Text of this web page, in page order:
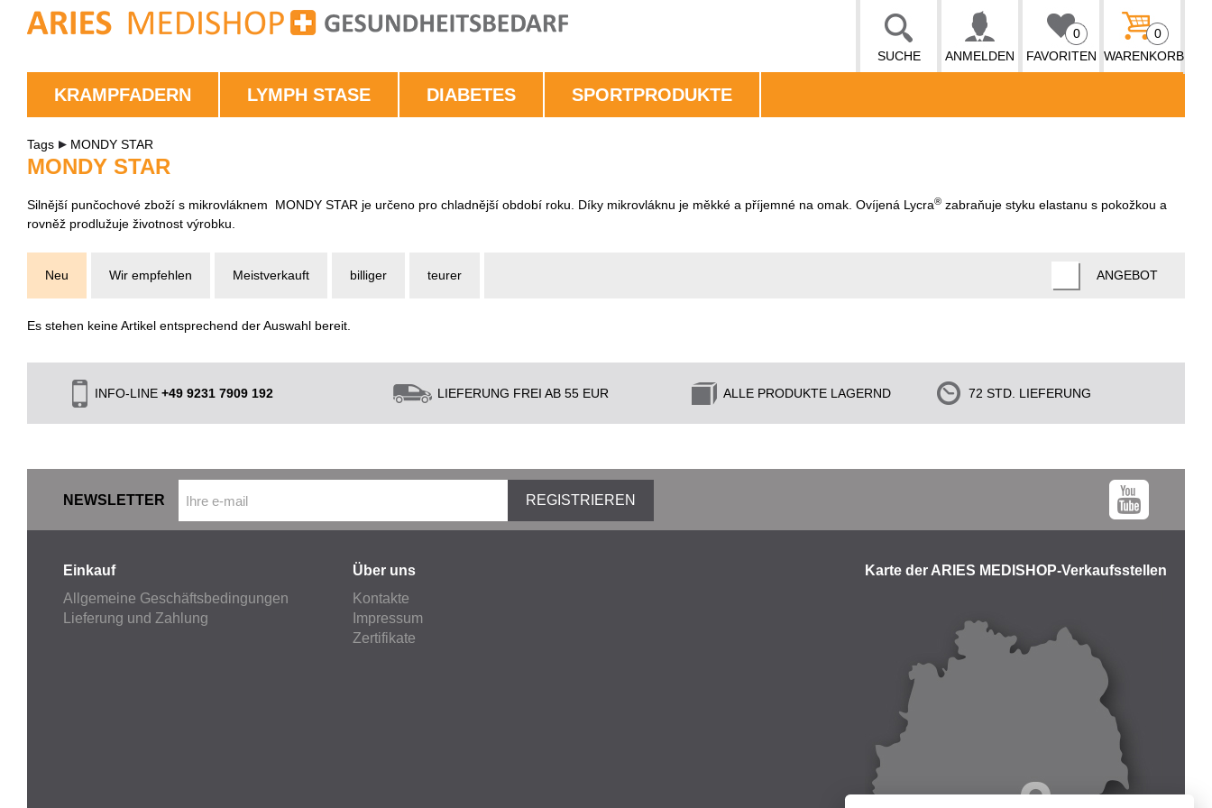
SUCHE ANMELDEN FAVORITEN
0
WARENKORB
0
KRAMPFADERN LYMPH STASE DIABETES SPORTPRODUKTE
Tags MONDY STAR
MONDY STAR
Silnější punčochové zboží s mikrovláknem MONDY STAR je určeno pro chladnější období roku. Díky mikrovláknu je měkké a příjemné na omak. Ovíjená Lycra® zabraňuje styku elastanu s pokožkou a
rovněž prodlužuje životnost výrobku.
Neu Wir empfehlen Meistverkauft billiger teurer ANGEBOT
Es stehen keine Artikel entsprechend der Auswahl bereit.
INFO-LINE +49 9231 7909 192 LIEFERUNG FREI AB 55 EUR ALLE PRODUKTE LAGERND 72 STD. LIEFERUNG
NEWSLETTER REGISTRIEREN
Einkauf
Allgemeine Geschäftsbedingungen
Lieferung und Zahlung
Über uns
Kontakte
Impressum
Zertifikate
Karte der ARIES MEDISHOP-Verkaufsstellen